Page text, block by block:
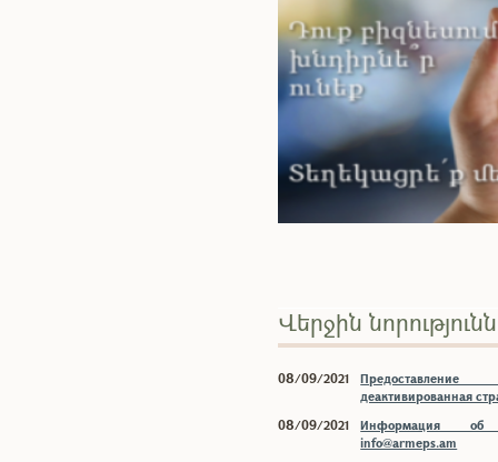
Վերջին
08/09/2021
деактивированная
08/09/2021
Информация об
info@armeps.am